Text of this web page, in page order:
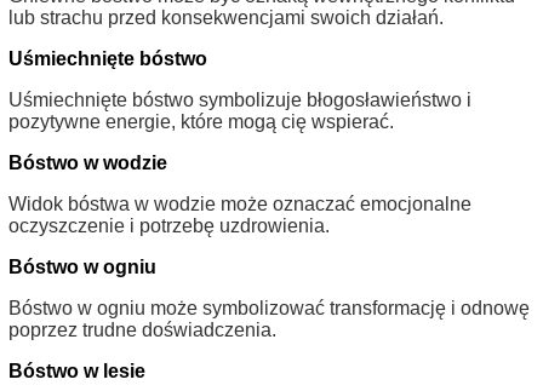
lub strachu przed konsekwencjami swoich działań.
Uśmiechnięte bóstwo
Uśmiechnięte bóstwo symbolizuje błogosławieństwo i
pozytywne energie, które mogą cię wspierać.
Bóstwo w wodzie
Widok bóstwa w wodzie może oznaczać emocjonalne
oczyszczenie i potrzebę uzdrowienia.
Bóstwo w ogniu
Bóstwo w ogniu może symbolizować transformację i odnowę
poprzez trudne doświadczenia.
Bóstwo w lesie